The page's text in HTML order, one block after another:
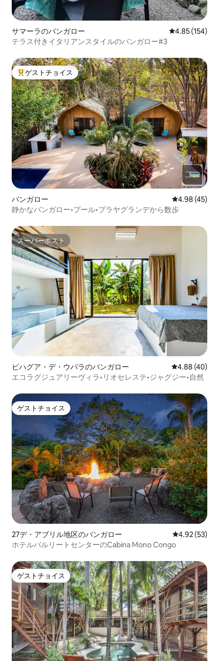
サマーラのバンガロー レビュー154
4.85 (154)
テラス付きイタリアンスタイルのバンガロー#3
大好評のゲストチョイスです。
ゲストチョイス
バンガロー レビュー45
4.98 (45)
静かなバンガロー•プール•プラヤグランデから数歩
スーパーホスト
スーパーホスト
ビハグア・デ・ウパラのバンガロー レビュー40
4.88 (40)
エコラグジュアリーヴィラ•リオセレステ•ジャグジー•自然
ゲストチョイス
ゲストチョイス
27デ・アブリル地区のバンガロー レビュー53
4.92 (53)
ホテルバルリートセンターのCabina Mono Congo
ゲストチョイス
ゲストチョイス